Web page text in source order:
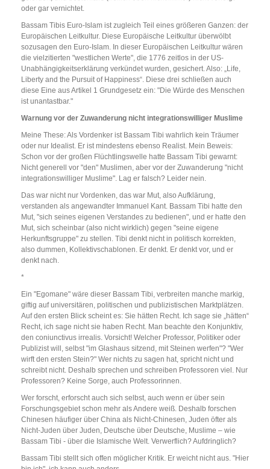
oder gar vernichtet.
Bassam Tibis Euro-Islam ist zugleich Teil eines größeren Ganzen: der
Europäischen Leitkultur. Diese Europäische Leitkultur überwölbt
sozusagen den Euro-Islam. In dieser Europäischen Leitkultur wären
die vielzitierten "westlichen Werte", die 1776 zeitlos in der US-
Unabhängigkeitserklärung verkündet wurden, gesichert. Also: „Life,
Liberty and the Pursuit of Happiness“. Diese drei schließen auch
diese Eine aus Artikel 1 Grundgesetz ein: "Die Würde des Menschen
ist unantastbar."
Warnung vor der Zuwanderung nicht integrationswilliger Muslime
Meine These: Als Vordenker ist Bassam Tibi wahrlich kein Träumer
oder nur Idealist. Er ist mindestens ebenso Realist. Mein Beweis:
Schon vor der großen Flüchtlingswelle hatte Bassam Tibi gewarnt:
Nicht generell vor "den" Muslimen, aber vor der Zuwanderung "nicht
integrationswilliger Muslime". Lag er falsch? Leider nein.
Das war nicht nur Vordenken, das war Mut, also Aufklärung,
verstanden als angewandter Immanuel Kant. Bassam Tibi hatte den
Mut, "sich seines eigenen Verstandes zu bedienen", und er hatte den
Mut, sich scheinbar (also nicht wirklich) gegen "seine eigene
Herkunftsgruppe" zu stellen. Tibi denkt nicht in politisch korrekten,
also dummen, Kollektivschablonen. Er denkt. Er denkt vor, und er
denkt nach.
*
Ein "Egomane" wäre dieser Bassam Tibi, verbreiten manche markig,
giftig auf universitären, politischen und publizistischen Marktplätzen.
Auf den ersten Blick scheint es: Sie hätten Recht. Ich sage sie „hätten“
Recht, ich sage nicht sie haben Recht. Man beachte den Konjunktiv,
den coniunctivus irrealis. Vorsicht! Welcher Professor, Politiker oder
Publizist will, selbst "im Glashaus sitzend, mit Steinen werfen"? "Wer
wirft den ersten Stein?" Wer nichts zu sagen hat, spricht nicht und
schreibt nicht. Deshalb sprechen und schreiben Professoren viel. Nur
Professoren? Keine Sorge, auch Professorinnen.
Wer forscht, erforscht auch sich selbst, auch wenn er über sein
Forschungsgebiet schon mehr als Andere weiß. Deshalb forschen
Chinesen häufiger über China als Nicht-Chinesen, Juden öfter als
Nicht-Juden über Juden, Deutsche über Deutsche, Muslime – wie
Bassam Tibi - über die Islamische Welt. Verwerflich? Aufdringlich?
Bassam Tibi stellt sich offen möglicher Kritik. Er weicht nicht aus. "Hier